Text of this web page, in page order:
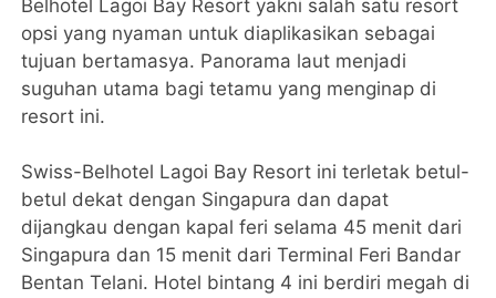
Belhotel Lagoi Bay Resort yakni salah satu resort
opsi yang nyaman untuk diaplikasikan sebagai
tujuan bertamasya. Panorama laut menjadi
suguhan utama bagi tetamu yang menginap di
resort ini.
Swiss-Belhotel Lagoi Bay Resort ini terletak betul-
betul dekat dengan Singapura dan dapat
dijangkau dengan kapal feri selama 45 menit dari
Singapura dan 15 menit dari Terminal Feri Bandar
Bentan Telani. Hotel bintang 4 ini berdiri megah di